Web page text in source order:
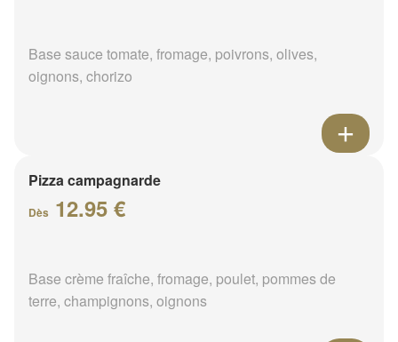
Base sauce tomate, fromage, poivrons, olives,
oignons, chorizo
Pizza campagnarde
Dès 12.95 €
Base crème fraîche, fromage, poulet, pommes de
terre, champignons, oignons